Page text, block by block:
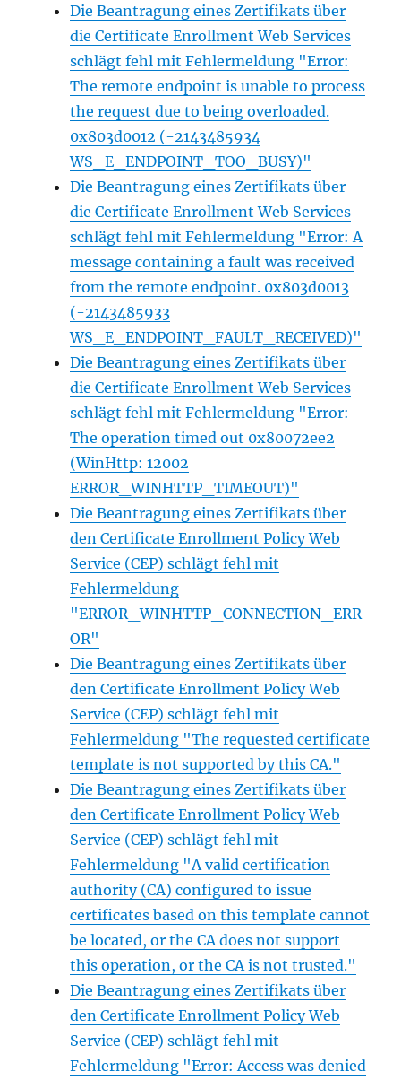
Die Beantragung eines Zertifikats über
die Certificate Enrollment Web Services
schlägt fehl mit Fehlermeldung "Error:
The remote endpoint is unable to process
the request due to being overloaded.
0x803d0012 (-2143485934
WS_E_ENDPOINT_TOO_BUSY)"
Die Beantragung eines Zertifikats über
die Certificate Enrollment Web Services
schlägt fehl mit Fehlermeldung "Error: A
message containing a fault was received
from the remote endpoint. 0x803d0013
(-2143485933
WS_E_ENDPOINT_FAULT_RECEIVED)"
Die Beantragung eines Zertifikats über
die Certificate Enrollment Web Services
schlägt fehl mit Fehlermeldung "Error:
The operation timed out 0x80072ee2
(WinHttp: 12002
ERROR_WINHTTP_TIMEOUT)"
Die Beantragung eines Zertifikats über
den Certificate Enrollment Policy Web
Service (CEP) schlägt fehl mit
Fehlermeldung
"ERROR_WINHTTP_CONNECTION_ERR
OR"
Die Beantragung eines Zertifikats über
den Certificate Enrollment Policy Web
Service (CEP) schlägt fehl mit
Fehlermeldung "The requested certificate
template is not supported by this CA."
Die Beantragung eines Zertifikats über
den Certificate Enrollment Policy Web
Service (CEP) schlägt fehl mit
Fehlermeldung "A valid certification
authority (CA) configured to issue
certificates based on this template cannot
be located, or the CA does not support
this operation, or the CA is not trusted."
Die Beantragung eines Zertifikats über
den Certificate Enrollment Policy Web
Service (CEP) schlägt fehl mit
Fehlermeldung "Error: Access was denied